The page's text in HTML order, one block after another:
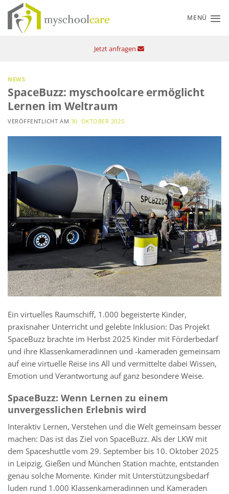
Zum
Inhalt
springen
MENÜ
Jetzt anfragen
NEWS
SpaceBuzz: myschoolcare ermöglicht
Lernen im Weltraum
VERÖFFENTLICHT AM 30. OKTOBER 2025
Ein virtuelles Raumschiff, 1.000 begeisterte Kinder,
praxisnaher Unterricht und gelebte Inklusion: Das Projekt
SpaceBuzz brachte im Herbst 2025 Kinder mit Förderbedarf
und ihre Klassenkameradinnen und -kameraden gemeinsam
auf eine virtuelle Reise ins All und vermittelte dabei Wissen,
Emotion und Verantwortung auf ganz besondere Weise.
SpaceBuzz: Wenn Lernen zu einem
unvergesslichen Erlebnis wird
Interaktiv Lernen, Verstehen und die Welt gemeinsam besser
machen: Das ist das Ziel von SpaceBuzz. Als der LKW mit
dem Spaceshuttle vom 29. September bis 10. Oktober 2025
in Leipzig, Gießen und München Station machte, entstanden
genau solche Momente. Kinder mit Unterstützungsbedarf
luden rund 1.000 Klassenkameradinnen und Kameraden